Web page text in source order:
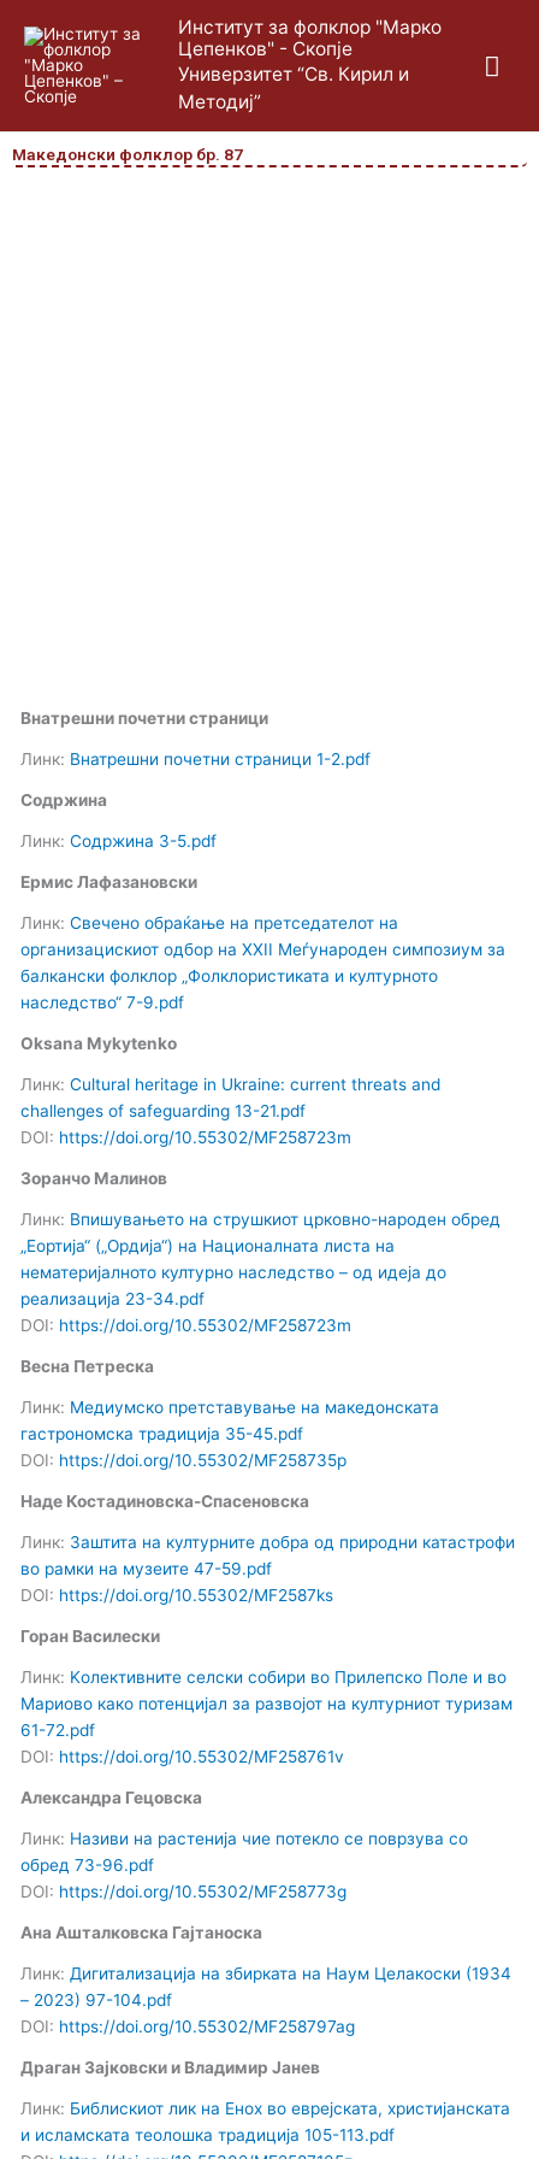
content
Институт за фолклор "Марко
Цепенков" - Скопје
Универзитет “Св. Кирил и
Методиј”
Македонски фолклор бр. 87
Внатрешни почетни страници
Линк: Внатрешни почетни страници 1-2.pdf
Содржина
Линк: Содржина 3-5.pdf
Ермис Лафазановски
Линк: Свечено обраќање на претседателот на
организацискиот одбор на XXII Меѓународeн симпозиум за
балкански фолклор „Фолклористиката и културното
наследство“ 7-9.pdf
Oksana Mykytenko
Линк: Cultural heritage in Ukraine: current threats and
challenges of safeguarding 13-21.pdf
DOI: https://doi.org/10.55302/MF258723m
Зоранчо Малинов
Линк: Впишувањето на струшкиот црковно-народен обред
„Еортија“ („Ордија“) на Националната листа на
нематеријалното културно наследство – од идеја до
реализација 23-34.pdf
DOI: https://doi.org/10.55302/MF258723m
Весна Петреска
Линк: Медиумско претставување на македонската
гастрономска традиција 35-45.pdf
DOI: https://doi.org/10.55302/MF258735p
Наде Костадиновска-Спасеновска
Линк: Заштита на културните добра од природни катастрофи
во рамки на музеите 47-59.pdf
DOI: https://doi.org/10.55302/MF2587ks
Горан Василески
Линк: Kолективните селски собири во Прилепско Поле и во
Mариово како потенцијал за развојот на културниот туризам
61-72.pdf
DOI: https://doi.org/10.55302/MF258761v
Александра Гецовска
Линк: Називи на растенија чие потекло се поврзува со
обред 73-96.pdf
DOI: https://doi.org/10.55302/MF258773g
Ана Ашталковска Гајтаноска
Линк: Дигитализација на збирката на Наум Целакоски (1934
– 2023) 97-104.pdf
DOI: https://doi.org/10.55302/MF258797ag
Драган Зајковски и Владимир Јанев
Линк: Библискиот лик на Енох во еврејската, христијанската
и исламската теолошка традиција 105-113.pdf